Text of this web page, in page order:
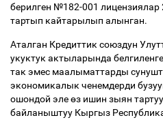
берилген №182-001
тартып кайтарылып алынган.
Аталган Кредиттик союздун
укуктук актыларында
так эмес маалыматтарды
экономикалык ченемдерди
ошондой элеөз ишин зыян
байланыштуу Кыргыз